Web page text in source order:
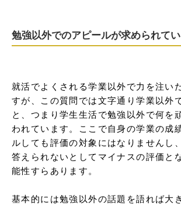
勉強以外でのアピールが求められて
就活でよくされる学業以外で力を注い
すが、この質問では文字通り学業以外
と、つまり学生生活で勉強以外で何を
われています。ここで自身の学業の成
ルしても評価の対象にはなりませんし
答えられないとしてマイナスの評価と
能性すらあります。
基本的には勉強以外の話題を語れば大